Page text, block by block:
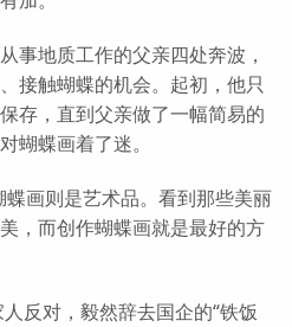
地质工作的父亲四处奔波，
接触蝴蝶的机会。起初，他只
存，直到父亲做了一幅简易的
蝴蝶画着了迷。
画则是艺术品。看到那些美丽
，而创作蝴蝶画就是最好的方
对，毅然辞去国企的“铁饭